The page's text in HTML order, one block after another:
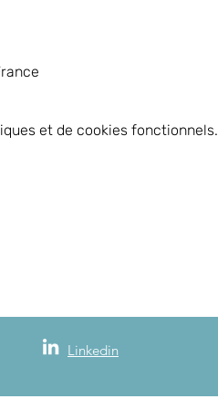
et de cookies fonctionnels.
Linkedin